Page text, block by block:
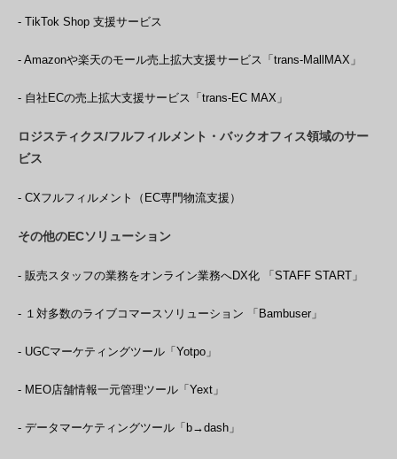
- TikTok Shop 支援サービス
- Amazonや楽天のモール売上拡大支援サービス「trans-MallMAX」
- 自社ECの売上拡大支援サービス「trans-EC MAX」
ロジスティクス/フルフィルメント・バックオフィス領域のサー
ビス
- CXフルフィルメント（EC専門物流支援）
その他のECソリューション
- 販売スタッフの業務をオンライン業務へDX化 「STAFF START」
- １対多数のライブコマースソリューション 「Bambuser」
- UGCマーケティングツール「Yotpo」
- MEO店舗情報一元管理ツール「Yext」
- データマーケティングツール「b→dash」